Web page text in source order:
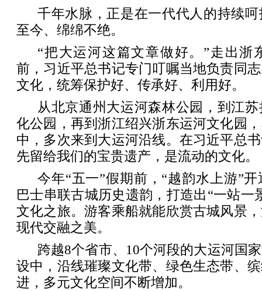
千年水脉，正是在一代代人的持续
至今、绵绵不绝。
“把大运河这篇文章做好。”走出浙
前，习近平总书记专门叮嘱当地负责同
文化，统筹保护好、传承好、利用好。
从北京通州大运河森林公园，到江
化公园，再到浙江绍兴浙东运河文化园
中，多次来到大运河沿线。在习近平总
先留给我们的宝贵遗产，是流动的文化。
今年“五一”假期前，“越韵水上游”
巴士串联古城历史遗韵，打造出“一站一
文化之旅。游客乘船就能欣赏古城风景
现代交融之美。
跨越8个省市、10个河段的大运河国
设中，沿线璀璨文化带、绿色生态带、
进，多元文化空间不断增加。